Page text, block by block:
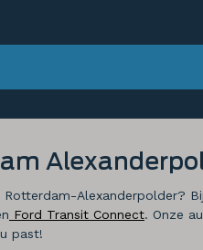
Alexanderpolder?
Ford Transit Connect. Onze
past!